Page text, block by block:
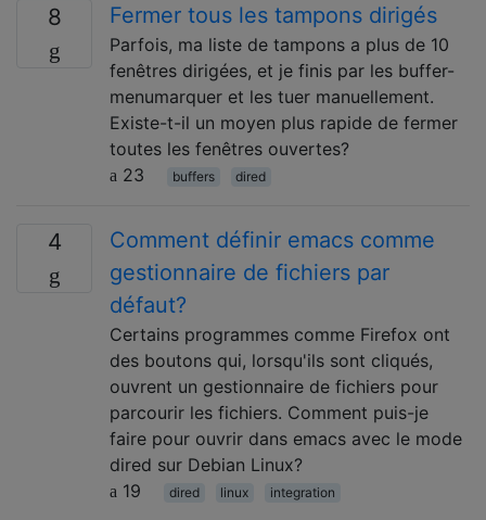
8 Fermer tous les tampons dirigés
Parfois, ma liste de tampons a plus de 10
fenêtres dirigées, et je finis par les buffer-
menumarquer et les tuer manuellement.
Existe-t-il un moyen plus rapide de fermer
toutes les fenêtres ouvertes?
23
buffers dired
4
Comment définir emacs comme
gestionnaire de fichiers par
défaut?
Certains programmes comme Firefox ont
des boutons qui, lorsqu'ils sont cliqués,
ouvrent un gestionnaire de fichiers pour
parcourir les fichiers. Comment puis-je
faire pour ouvrir dans emacs avec le mode
dired sur Debian Linux?
19
dired linux integration